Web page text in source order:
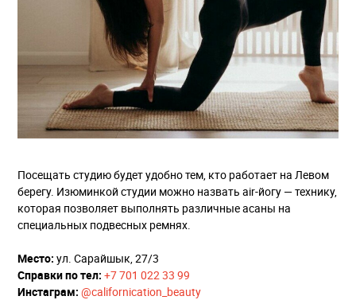
Посещать студию будет удобно тем, кто работает на Левом
берегу. Изюминкой студии можно назвать air-йогу — технику,
которая позволяет выполнять различные асаны на
специальных подвесных ремнях.
Место: ул. Сарайшык, 27/3
Справки по тел: +7 701 022 33 99
Инстаграм: @californication_beauty